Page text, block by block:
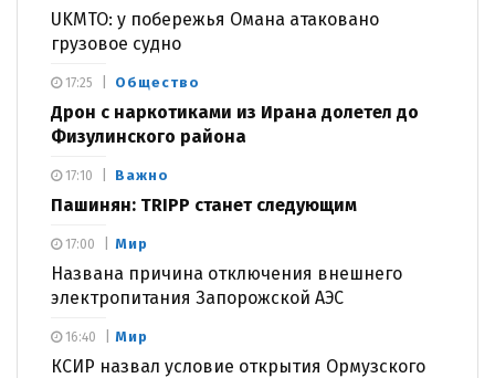
UKMTO: у побережья Омана атаковано
грузовое судно
Общество
Дрон с наркотиками из Ирана долетел до
Физулинского района
17:25
Важно
Пашинян: TRIPP станет следующим
17:10
Мир
Названа причина отключения внешнего
электропитания Запорожской АЭС
17:00
Мир
КСИР назвал условие открытия Ормузского
16:40